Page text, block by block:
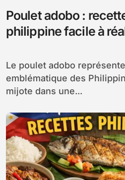
Poulet adobo :
philippine facile à
Le poulet adobo représente un plat
emblématique des
mijote dans une...